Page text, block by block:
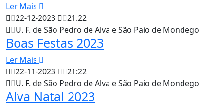
Ler Mais
22-12-2023
21:22
U. F. de São Pedro de Alva e São Paio de Mondego
Boas Festas 2023
Ler Mais
22-11-2023
21:22
U. F. de São Pedro de Alva e São Paio de Mondego
Alva Natal 2023